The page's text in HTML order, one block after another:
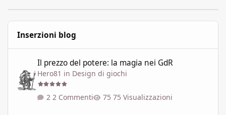
Inserzioni blog
Il prezzo del potere: la magia nei GdR
Hero81 in Design di giochi
2 Commenti 75 Visualizzazioni